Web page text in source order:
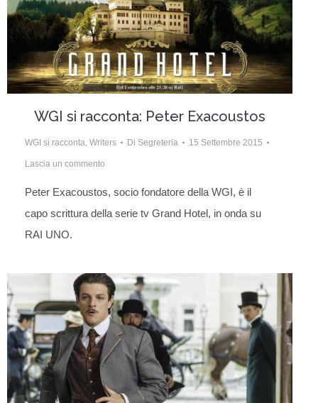
WGI si racconta: Peter Exacoustos
WGI si racconta Writers Di Segreteria 15 Settembre 2015
Lascia un commento
Peter Exacoustos, socio fondatore della WGI, è il
capo scrittura della serie tv Grand Hotel, in onda su
RAI UNO.